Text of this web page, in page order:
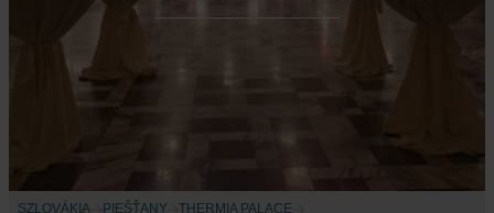
SZLOVÁKIA PIEŠŤANY
THERMIA PALACE